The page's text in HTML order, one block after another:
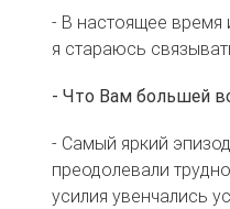
- В настоящее
я стараюсь
- Что Вам большей
- Самый яркий
преодолевали
усилия увенчались